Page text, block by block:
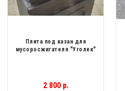
Плита под казан для
мусоросжигателя "Уголек"
2 800 р.